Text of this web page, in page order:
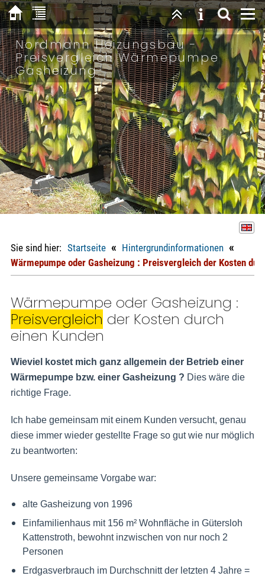
Nordmann Heizungsbau -
Preisvergleich Wärmepumpe
Gasheizung
Sie sind hier: Startseite « Hintergrundinformationen «
Wärmepumpe oder Gasheizung : Preisvergleich der Kosten
Wärmepumpe oder Gasheizung :
Preisvergleich der Kosten durch
einen Kunden
Wieviel kostet mich ganz allgemein der Betrieb einer
Wärmepumpe bzw. einer Gasheizung ? Dies wäre die
richtige Frage.
Ich habe gemeinsam mit einem Kunden versucht, genau
diese immer wieder gestellte Frage so gut wie nur möglich
zu beantworten:
Unsere gemeinsame Vorgabe war:
alte Gasheizung von 1996
Einfamilienhaus mit 156 m² Wohnfläche in Gütersloh
Kattenstroth, bewohnt inzwischen von nur noch 2
Personen
Erdgasverbrauch im Durchschnitt der letzten 4 Jahre =